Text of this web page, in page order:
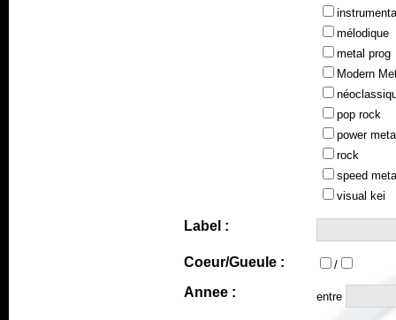
mélodique
metal prog
Modern
pop rock
power
rock
speed
visual kei
Label :
Coeur/Gueule : /
Annee : entre